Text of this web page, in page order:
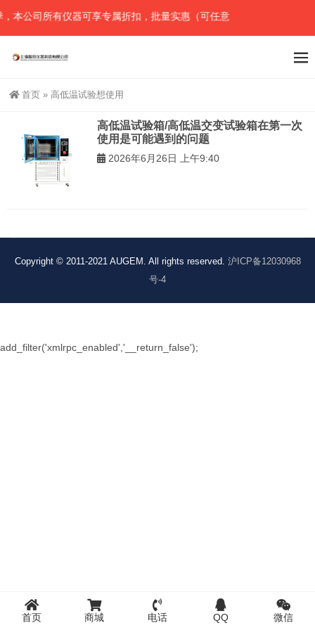
本公司所有仪器可享专属折扣，批量实惠（可任意组合），详情请直
首页 » 高低温试验想使用
高低温试验箱/高低温交变试验箱在第一次
使用是可能遇到的问题
2026年6月26日 上午9:40
Copyright © 2011-2021 AUGEM. All rights reserved. 沪ICP备12030968
号-4
首页 商城 电话 QQ 微信
add_filter('xmlrpc_enabled','__return_false');